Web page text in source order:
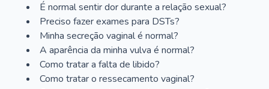
É normal sentir dor durante a relação sexual?
Preciso fazer exames para DSTs?
Minha secreção vaginal é normal?
A aparência da minha vulva é normal?
Como tratar a falta de libido?
Como tratar o ressecamento vaginal?